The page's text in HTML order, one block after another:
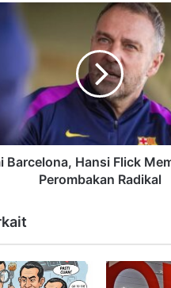
Barcelona, Hansi Flick
Perombakan Radikal